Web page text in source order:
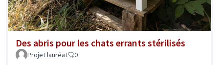
Des abris pour les chats errants stérilisés
Projet lauréat 0